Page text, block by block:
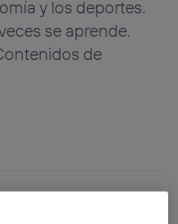
y los deportes.
se aprende.
de